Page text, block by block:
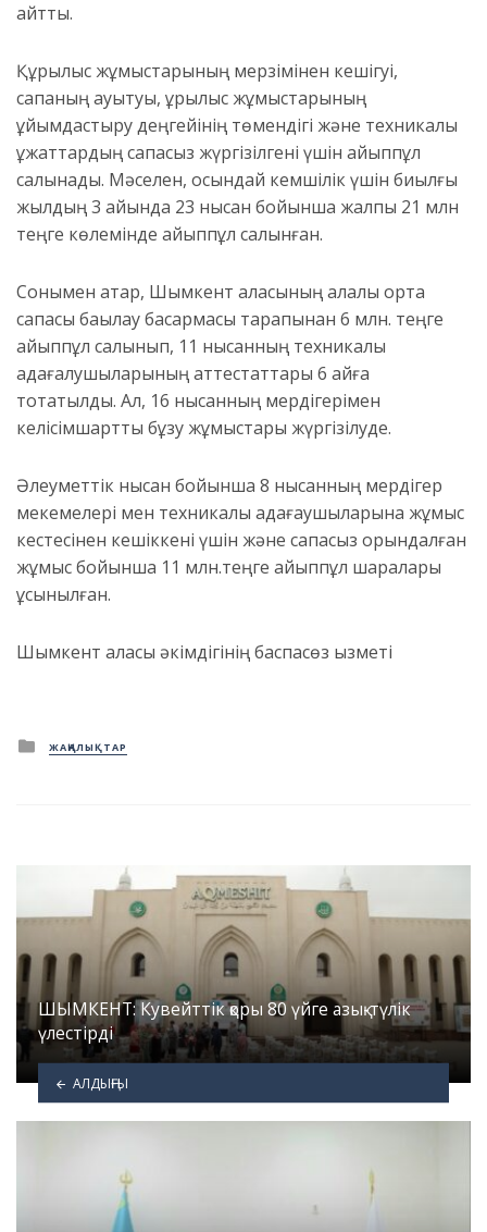
айтты.
Құрылыс жұмыстарының мерзімінен кешігуі,
сапаның ауытқуы, құрылыс жұмыстарының
ұйымдастыру деңгейінің төмендігі және техникалық
құжаттардың сапасыз жүргізілгені үшін айыппұл
салынады. Мәселен, осындай кемшілік үшін биылғы
жылдың 3 айында 23 нысан бойынша жалпы 21 млн
теңге көлемінде айыппұл салынған.
Сонымен қатар, Шымкент қаласының қалалық орта
сапасы бақылау басқармасы тарапынан 6 млн. теңге
айыппұл салынып, 11 нысанның техникалық
қадағалушыларының аттестаттары 6 айға
тоқтатылды. Ал, 16 нысанның мердігерімен
келісімшартты бұзу жұмыстары жүргізілуде.
Әлеуметтік нысан бойынша 8 нысанның мердігер
мекемелері мен техникалық қадағаушыларына жұмыс
кестесінен кешіккені үшін және сапасыз орындалған
жұмыс бойынша 11 млн.теңге айыппұл шаралары
ұсынылған.
Шымкент қаласы әкімдігінің баспасөз қызметі
Posted
in
ЖАҢАЛЫҚТАР
ШЫМКЕНТ: Кувейттік қоры 80 үйге азық-түлік
үлестірді
АЛДЫҢҒЫ